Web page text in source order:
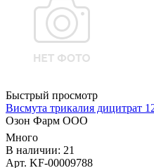
Быстрый просмотр
Висмута трикалия дицитрат
Озон Фарм ООО
Много
В наличии: 21
Арт. KF-00009788